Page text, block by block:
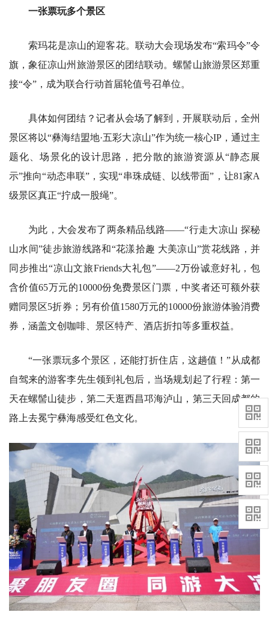
一张票玩多个景区
索玛花是凉山的迎客花。联动大会现场发布“索玛令”令
旗，象征凉山州旅游景区的团结联动。螺髻山旅游景区郑重
接“令”，成为联合行动首届轮值号召单位。
具体如何团结？记者从会场了解到，开展联动后，全州
景区将以“彝海结盟地·五彩大凉山”作为统一核心IP，通过主
题化、场景化的设计思路，把分散的旅游资源从“静态展
示”推向“动态串联”，实现“串珠成链、以线带面”，让81家A
级景区真正“拧成一股绳”。
为此，大会发布了两条精品线路——“行走大凉山 探秘
山水间”徒步旅游线路和“花漾拾趣 大美凉山”赏花线路，并
同步推出“凉山文旅Friends大礼包”——2万份诚意好礼，包
含价值65万元的10000份免费景区门票，中奖者还可额外获
赠同景区5折券；另有价值1580万元的10000份旅游体验消费
券，涵盖文创咖啡、景区特产、酒店折扣等多重权益。
“一张票玩多个景区，还能打折住店，这趟值！”从成都
自驾来的游客李先生领到礼包后，当场规划起了行程：第一
天在螺髻山徒步，第二天逛西昌邛海泸山，第三天回成都的
路上去冕宁彝海感受红色文化。